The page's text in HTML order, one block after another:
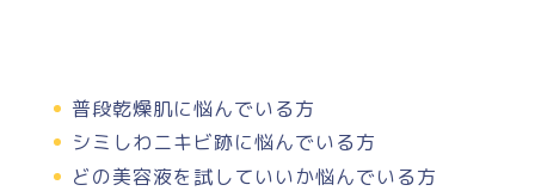
普段乾燥肌に悩んでいる方
シミしわニキビ跡に悩んでいる方
どの美容液を試していいか悩んでいる方